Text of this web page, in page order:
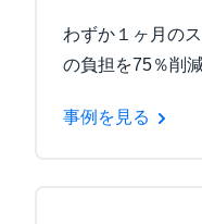
わずか１ヶ月の
の負担を75％削
事例を見る